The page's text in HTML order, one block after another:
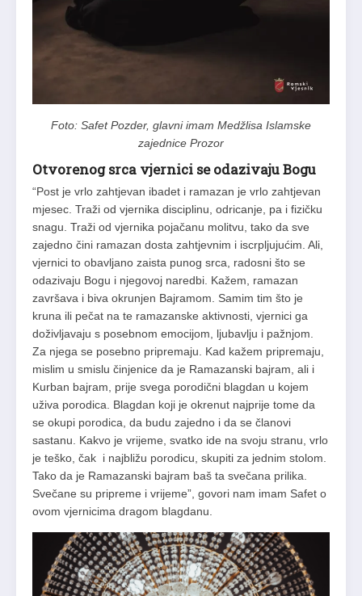
Foto: Safet Pozder, glavni imam Medžlisa Islamske
zajednice Prozor
Otvorenog srca vjernici se odazivaju Bogu
“Post je vrlo zahtjevan ibadet i ramazan je vrlo zahtjevan
mjesec. Traži od vjernika disciplinu, odricanje, pa i fizičku
snagu. Traži od vjernika pojačanu molitvu, tako da sve
zajedno čini ramazan dosta zahtjevnim i iscrpljujućim. Ali,
vjernici to obavljano zaista punog srca, radosni što se
odazivaju Bogu i njegovoj naredbi. Kažem, ramazan
završava i biva okrunjen Bajramom. Samim tim što je
kruna ili pečat na te ramazanske aktivnosti, vjernici ga
doživljavaju s posebnom emocijom, ljubavlju i pažnjom.
Za njega se posebno pripremaju. Kad kažem pripremaju,
mislim u smislu činjenice da je Ramazanski bajram, ali i
Kurban bajram, prije svega porodični blagdan u kojem
uživa porodica. Blagdan koji je okrenut najprije tome da
se okupi porodica, da budu zajedno i da se članovi
sastanu. Kakvo je vrijeme, svatko ide na svoju stranu, vrlo
je teško, čak i najbližu porodicu, skupiti za jednim stolom.
Tako da je Ramazanski bajram baš ta svečana prilika.
Svečane su pripreme i vrijeme”, govori nam imam Safet o
ovom vjernicima dragom blagdanu.